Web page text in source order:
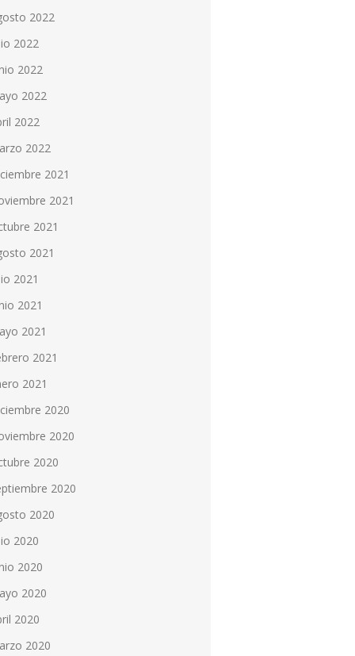
2022
2022
2022
2022
2022
2022
2021
2021
2021
2021
2021
2021
2021
2021
2021
2020
2020
2020
2020
2020
2020
2020
2020
2020
2020